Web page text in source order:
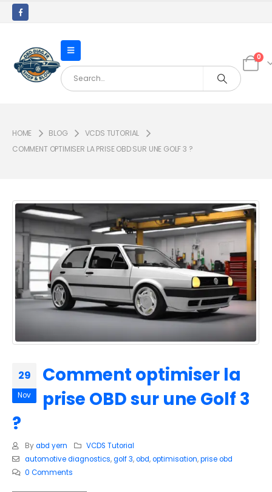
0
HOME BLOG
VCDS TUTORIAL
COMMENT OPTIMISER LA PRISE OBD SUR UNE GOLF 3 ?
29
Nov
Comment optimiser la
prise OBD sur une Golf 3
?
By abd yern
VCDS Tutorial
automotive diagnostics,golf 3,obd,optimisation,prise obd
0 Comments